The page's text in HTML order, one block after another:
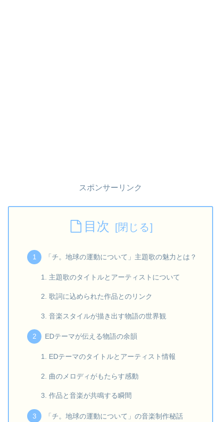
スポンサーリンク
目次
「チ。地球の運動について」主題歌の魅力とは？
主題歌のタイトルとアーティストについて
歌詞に込められた作品とのリンク
音楽スタイルが描き出す物語の世界観
EDテーマが伝える物語の余韻
EDテーマのタイトルとアーティスト情報
曲のメロディがもたらす感動
作品と音楽が共鳴する瞬間
「チ。地球の運動について」の音楽制作秘話